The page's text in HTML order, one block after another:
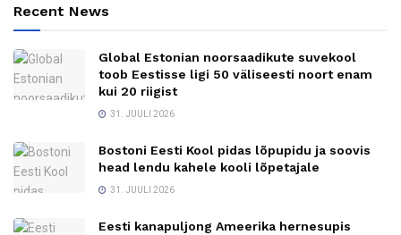
Recent News
Global Estonian noorsaadikute suvekool
toob Eestisse ligi 50 väliseesti noort enam
kui 20 riigist
31. JUULI 2026
Bostoni Eesti Kool pidas lõpupidu ja soovis
head lendu kahele kooli lõpetajale
31. JUULI 2026
Eesti kanapuljong Ameerika hernesupis